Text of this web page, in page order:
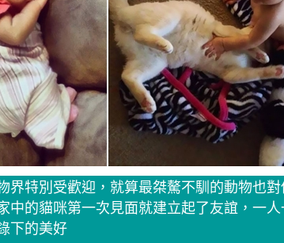
界特別受歡迎，就算最桀驁不馴的動物也
中的貓咪第一次見面就建立起了友誼，一
下的美好